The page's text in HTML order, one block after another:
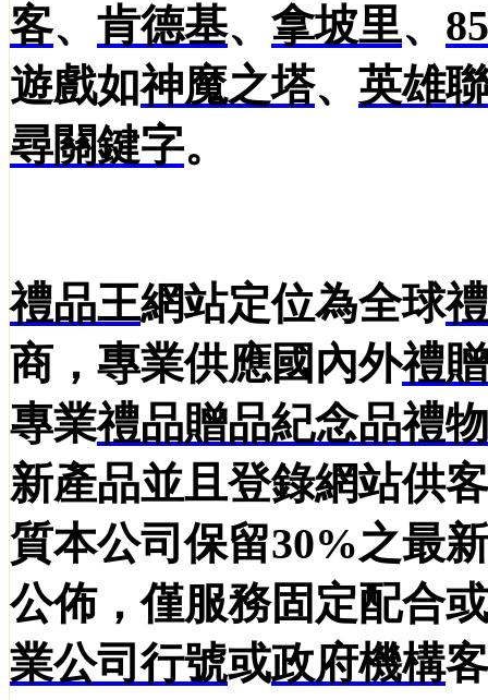
客、 肯德基、 拿坡里、
遊戲如神魔之塔、 英雄
尋關鍵字。
禮品王網站定位為全球
商，專業供應國內外禮
專業禮品贈品紀念品禮物
新產品並且登錄網站供
質本公司保留30%之最
公佈，僅服務固定配合
業公司行號或政府機構